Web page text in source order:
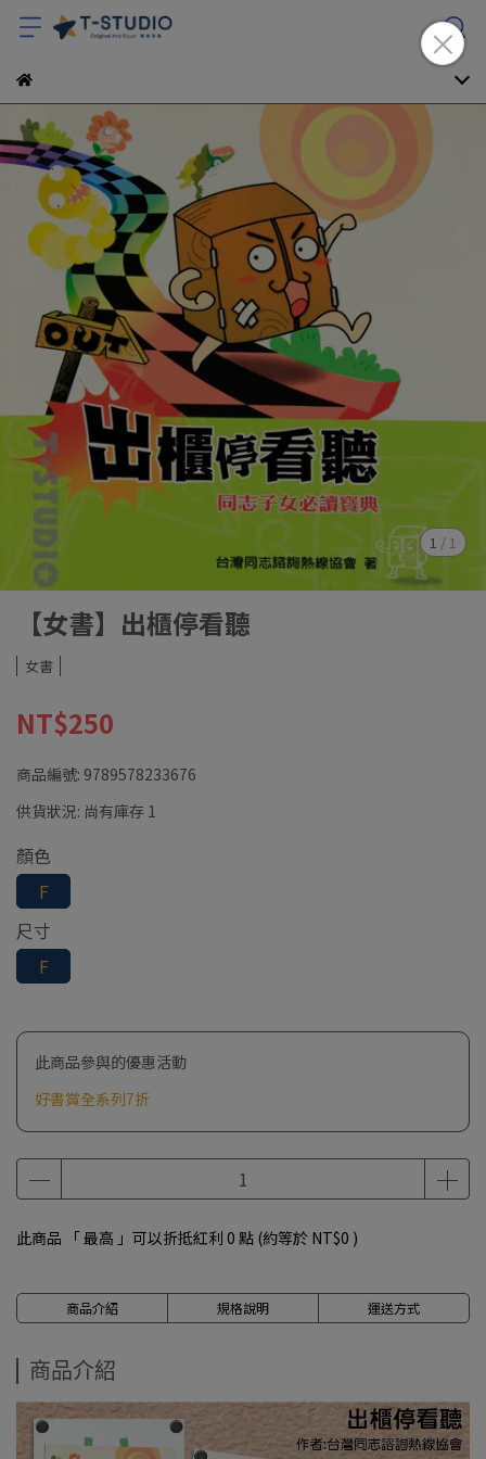
1 / 1
【女書】出櫃停看聽
女書
NT$250
商品編號: 9789578233676
供貨狀況: 尚有庫存 1
顏色
F
尺寸
F
此商品參與的優惠活動
好書賞全系列7折
此商品 「 最高 」可以折抵紅利 0 點 (約等於 NT$0 )
商品介紹 規格說明 運送方式
商品介紹